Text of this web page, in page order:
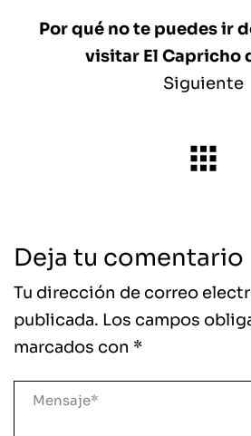
Por qué no te puedes ir
visitar El Capricho
Siguiente
Deja tu comentario
Tu dirección de correo
publicada. Los campos
marcados con *